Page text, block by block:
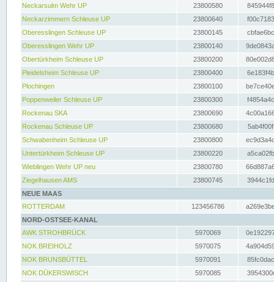
Neckarsulm Wehr UP
23800580
Neckarzimmern Schleuse UP
23800640
Oberesslingen Schleuse UP
23800145
Oberesslingen Wehr UP
23800140
Obertürkheim Schleuse UP
23800200
Pleidelsheim Schleuse UP
23800400
Plochingen
23800100
Poppenweiler Schleuse UP
23800300
Rockenau SKA
23800690
Rockenau Schleuse UP
23800680
Schwabenheim Schleuse UP
23800800
Untertürkheim Schleuse UP
23800220
Wieblingen Wehr UP neu
23800780
Ziegelhausen AMS
23800745
NEUE MAAS
ROTTERDAM
123456786
NORD-OSTSEE-KANAL
AWK STROHBRÜCK
5970069
NOK BREIHOLZ
5970075
NOK BRUNSBÜTTEL
5970091
NOK DÜKERSWISCH
5970085